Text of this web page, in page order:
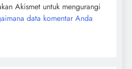
Akismet untuk mengurangi
data komentar Anda